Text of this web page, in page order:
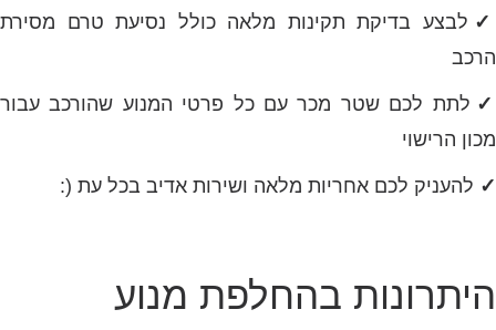
✓ לבצע בדיקת תקינות מלאה כולל נסיעת טרם מסירת
הרכב
✓ לתת לכם שטר מכר עם כל פרטי המנוע שהורכב עבור
מכון הרישוי
✓ להעניק לכם אחריות מלאה ושירות אדיב בכל עת (:
היתרונות בהחלפת מנוע